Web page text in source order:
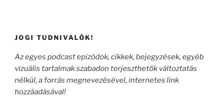
JOGI TUDNIVALÓK!
Az egyes podcast epizódok, cikkek, bejegyzések, egyéb
vizuális tartalmak szabadon terjeszthetők változtatás
nélkül, a forrás megnevezésével, internetes link
hozzáadásával!